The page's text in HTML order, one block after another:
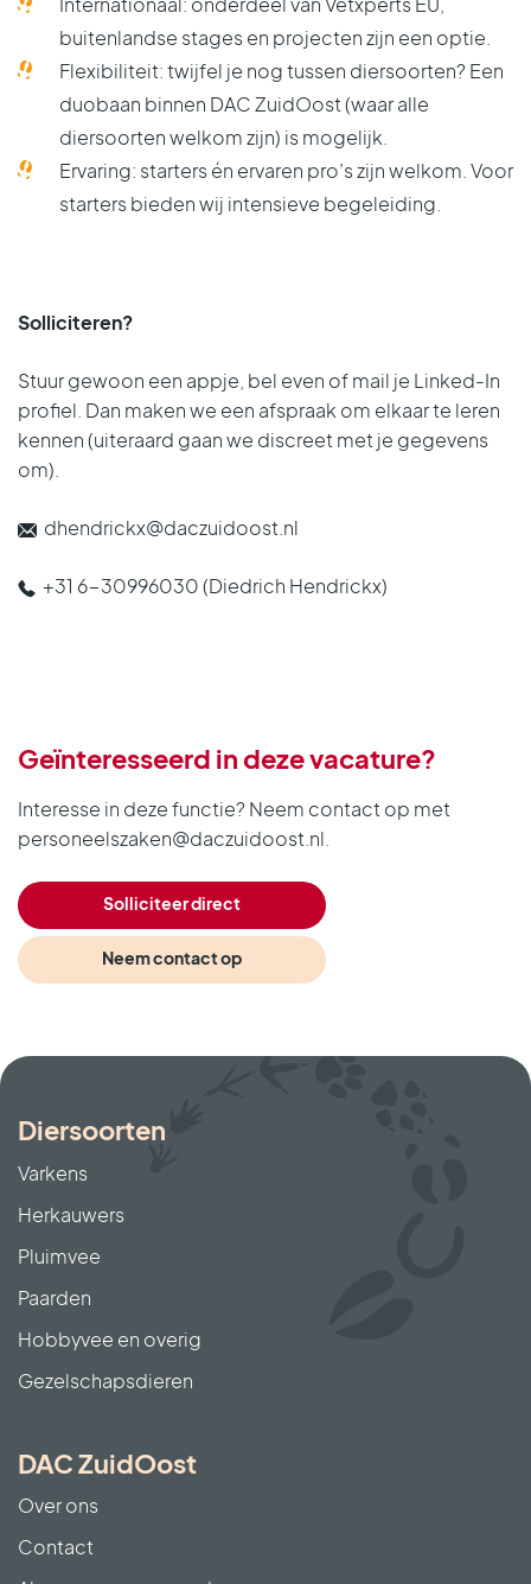
buitenlandse stages en projecten zijn een optie.
Flexibiliteit: twijfel je nog tussen diersoorten? Een
duobaan binnen DAC ZuidOost (waaralle
diersoortenwelkom zijn) ismogelijk
Ervaring: startersén ervaren pro’szijn welkom. Voor
starters bieden wij intensieve begeleiding.
Solliciteren?
Stuur gewoon een appje, bel even of mail je Linked-In
profiel. Dan maken we een afspraak om elkaar te leren
kennen (uiteraard gaan we discreet met je gegevens
om).
dhendrickx@daczuidoost.nl
+31 6-30996030(Diedrich Hendrickx)
Geïnteresseerd in deze vacature?
Interesse in deze functie? Neem contact op met
personeelszaken@daczuidoost.nl.
Solliciteer direct
Neem contact op
Diersoorten
Varkens
Herkauwers
Pluimvee
Paarden
Hobbyvee en overig
Gezelschapsdieren
DAC ZuidOost
Over ons
Contact